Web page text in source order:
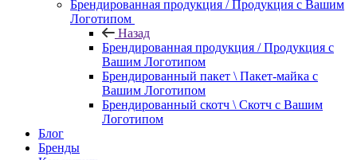
Брендированная продукция / Продукция с Вашим
Логотипом
Назад
Брендированная продукция / Продукция с
Вашим Логотипом
Брендированный пакет \ Пакет-майка с
Вашим Логотипом
Брендированный скотч \ Скотч с Вашим
Логотипом
Блог
Бренды